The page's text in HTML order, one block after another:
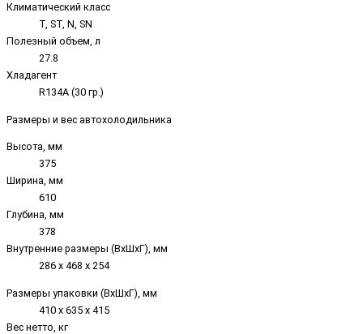
Климатический класс
T, ST, N, SN
Полезный объем, л
27.8
Хладагент
R134A (30 гр.)
Размеры и вес автохолодильника
Высота, мм
375
Ширина, мм
610
Глубина, мм
378
Внутренние размеры (ВxШxГ), мм
286 x 468 x 254
Размеры упаковки (ВxШxГ), мм
410 x 635 x 415
Вес нетто, кг